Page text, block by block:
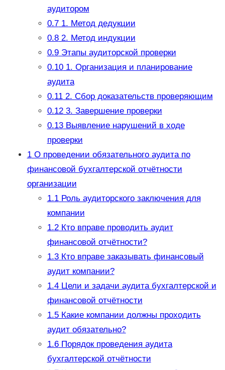
аудитором
0.71. Метод дедукции
0.82. Метод индукции
0.9Этапы аудиторской проверки
0.101. Организация и планирование
аудита
0.112. Сбор доказательств проверяющим
0.123. Завершение проверки
0.13Выявление нарушений в ходе
проверки
1О проведении обязательного аудита по
финансовой бухгалтерской отчётности
организации
1.1Роль аудиторского заключения для
компании
1.2Кто вправе проводить аудит
финансовой отчётности?
1.3Кто вправе заказывать финансовый
аудит компании?
1.4Цели и задачи аудита бухгалтерской и
финансовой отчётности
1.5Какие компании должны проходить
аудит обязательно?
1.6Порядок проведения аудита
бухгалтерской отчётности